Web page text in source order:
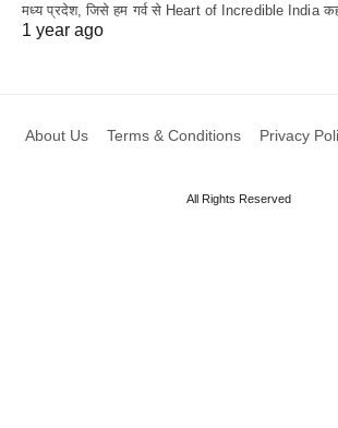
मध्य प्रदेश, जिसे हम गर्व से Heart of Incredible India
1 year ago
About Us Terms & Conditions Privacy
All Rights Reserved